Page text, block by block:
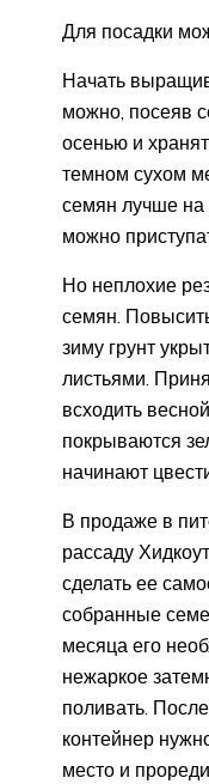
Для посадки
Начать
можно, посеяв
осенью и
темном сухом
семян лучше на
можно
Но неплохие
семян.
зиму грунт
листьями.
всходить
покрываются
начинают
В продаже в
рассаду
сделать ее
собранные
месяца его
нежаркое
поливать.
контейнер
место и